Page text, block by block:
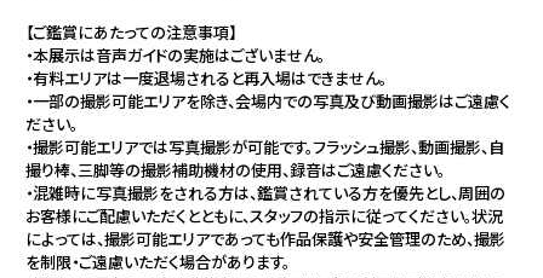
【ご鑑賞にあたっての注意事項】
・本展示は音声ガイドの実施はございません。
・有料エリアは一度退場されると再入場はできません。
・一部の撮影可能エリアを除き、会場内での写真及び動画撮影はご遠慮く
ださい。
・撮影可能エリアでは写真撮影が可能です。フラッシュ撮影、動画撮影、自
撮り棒、三脚等の撮影補助機材の使用、録音はご遠慮ください。
・混雑時に写真撮影をされる方は、鑑賞されている方を優先とし、周囲の
お客様にご配慮いただくとともに、スタッフの指示に従ってください。状況
によっては、撮影可能エリアであっても作品保護や安全管理のため、撮影
を制限・ご遠慮いただく場合があります。